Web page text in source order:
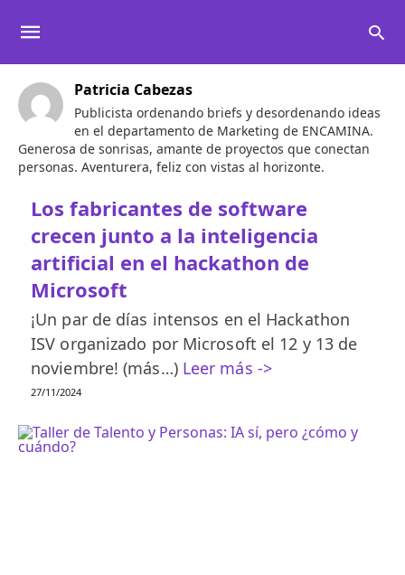
Patricia Cabezas
Publicista ordenando briefs y desordenando ideas
en el departamento de Marketing de ENCAMINA.
Generosa de sonrisas, amante de proyectos que conectan
personas. Aventurera, feliz con vistas al horizonte.
Los fabricantes de software
crecen junto a la inteligencia
artificial en el hackathon de
Microsoft
¡Un par de días intensos en el Hackathon
ISV organizado por Microsoft el 12 y 13 de
noviembre! (más…) Leer más ->
27/11/2024